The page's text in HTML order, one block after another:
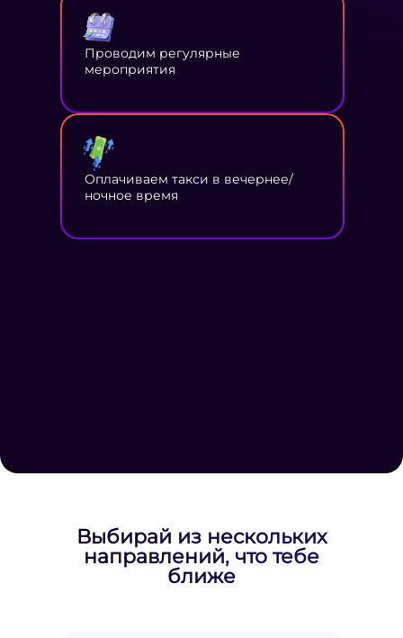
Проводим регулярные
мероприятия
Оплачиваем такси в вечернее/
ночное время
Выбирай из нескольких
направлений, что тебе
ближе